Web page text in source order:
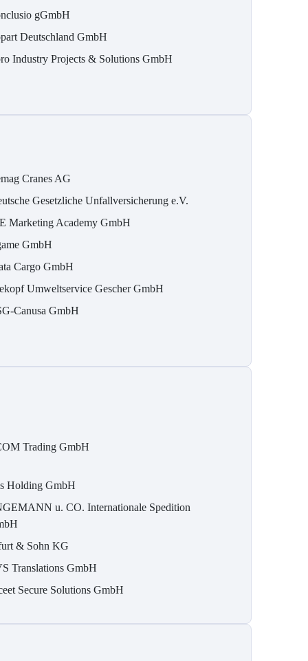
gGmbH
Deutschland GmbH
Industry Projects & Solutions GmbH
Cranes AG
Gesetzliche Unfallversicherung e.V.
Marketing Academy GmbH
GmbH
Cargo GmbH
Umweltservice Gescher GmbH
Canusa GmbH
Trading GmbH
Holding GmbH
u. CO. Internationale Spedition
& Sohn KG
Translations GmbH
Secure Solutions GmbH